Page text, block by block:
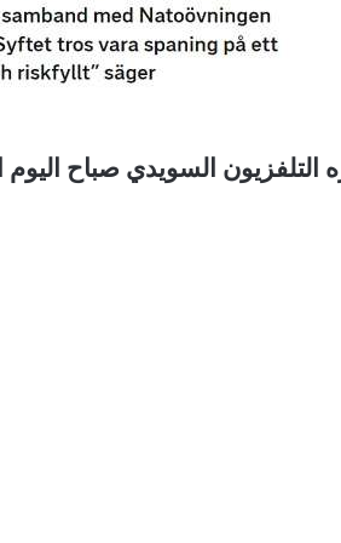
التلفزيون السويدي صباح اليوم